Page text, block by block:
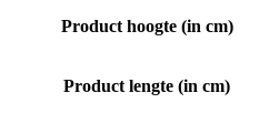
Product hoogte (in cm)
Product lengte (in cm)